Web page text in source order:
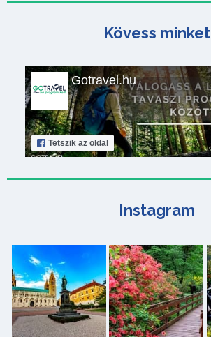
Kövess minket
Gotravel.hu
Tetszik az oldal
Instagram